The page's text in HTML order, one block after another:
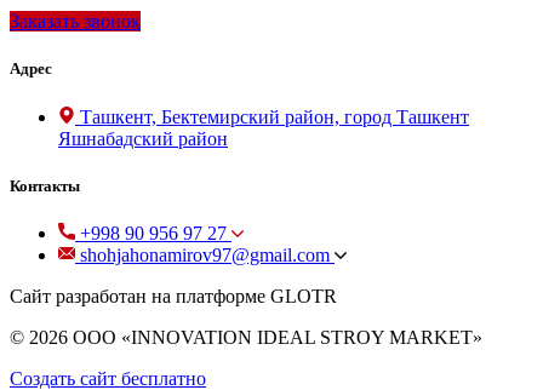
Заказать звонок
Адрес
Ташкент, Бектемирский район, город Ташкент
Яшнабадский район
Контакты
+998 90 956 97 27
shohjahonamirov97@gmail.com
Сайт разработан на платформе GLOTR
© 2026 OOO «INNOVATION IDEAL STROY MARKET»
Создать cайт бесплатно